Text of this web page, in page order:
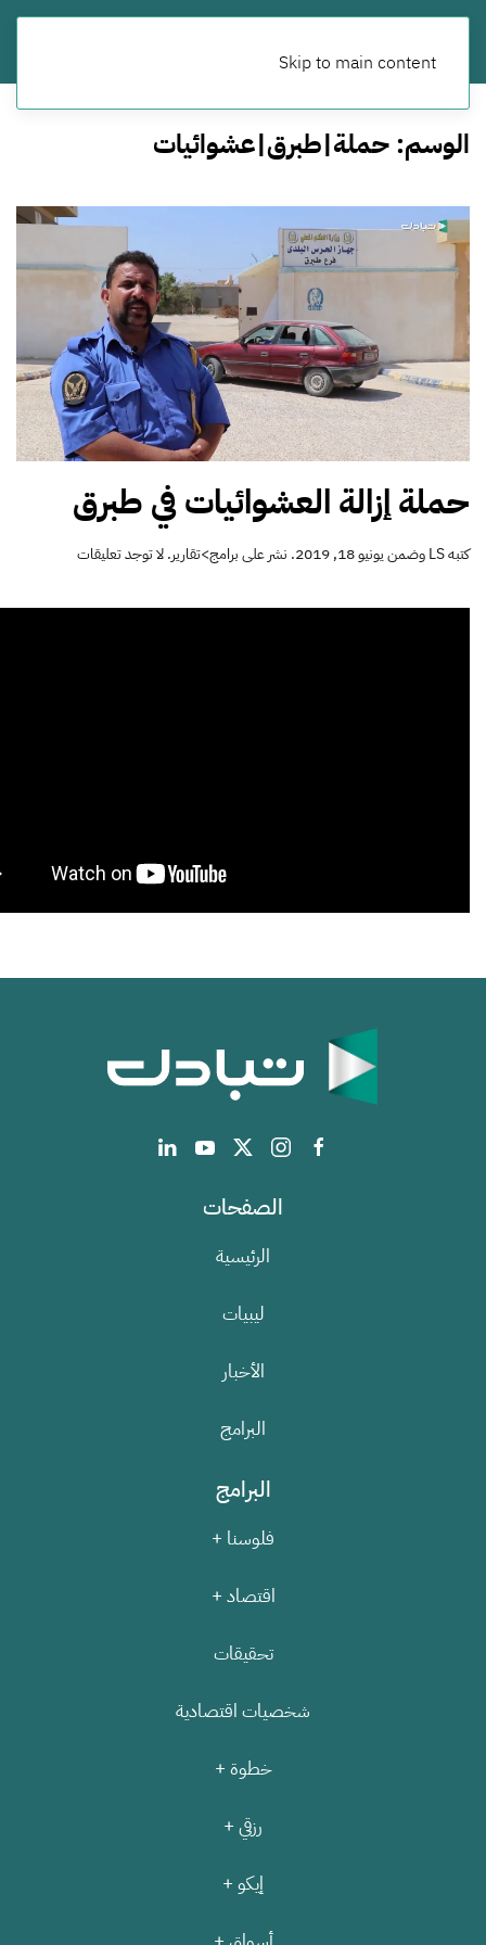
Skip to main content
الوسم:حملة|طبرق|عشوائيات
حملة إزالة العشوائيات في طبرق
كتبهLSوضمنيونيو 18, 2019 . نشر علىبرامج>تقارير.لا توجد تعليقاتعلى
العشوائيات
الصفحات
الرئيسية
ليبيات
الأخبار
البرامج
البرامج
فلوسنا +
اقتصاد +
تحقيقات
شخصيات اقتصادية
خطوة +
رزقي +
إيكو +